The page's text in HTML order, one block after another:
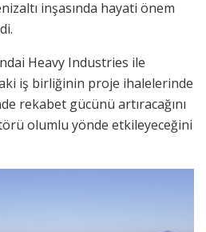
inşasında hayati önem
Heavy Industries ile
iş birliğinin proje ihalelerinde
rekabet gücünü artıracağını
olumlu yönde etkileyeceğini